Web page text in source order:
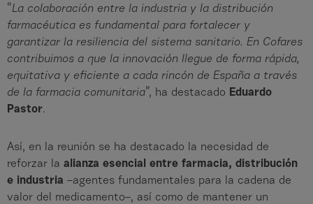
“La colaboración entre la industria y la distribución
farmacéutica es fundamental para fortalecer y
garantizar la resiliencia del sistema sanitario. En Cofares
contribuimos a que la innovación llegue de forma rápida,
equitativa y eficiente a cada rincón de España a través
de la farmacia comunitaria”, ha destacado Eduardo
Pastor.
Así, en la reunión se ha destacado la necesidad de
reforzar la alianza esencial entre farmacia, distribución
e industria –agentes fundamentales para la cadena de
valor del medicamento–, así como de mantener un